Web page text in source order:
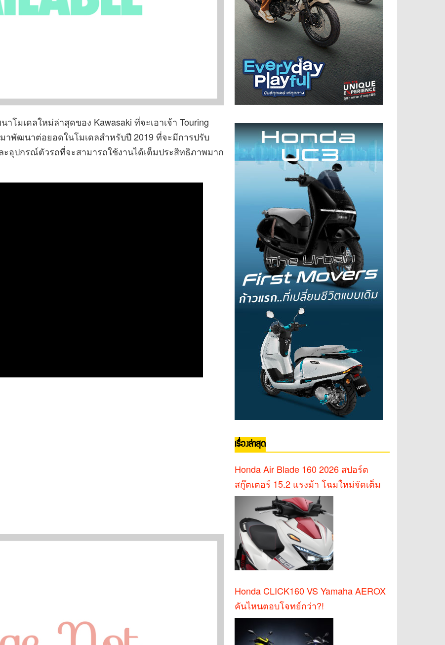
โมเดลใหม่ล่าสุดของ Kawasaki ที่จะเอาเจ้า Touring
าพัฒนาต่อยอดในโมเดลสำหรับปี 2019 ที่จะมีการปรับ
ะอุปกรณ์ตัวรถที่จะสามารถใช้งานได้เต็มประสิทธิภาพมาก
เรื่องล่าสุด
Honda Air Blade 160 2026 สปอร์ต
สกู๊ตเตอร์ 15.2 แรงม้า โฉมใหม่จัดเต็ม
Honda CLICK160 VS Yamaha AEROX
คันไหนตอบโจทย์กว่า?!